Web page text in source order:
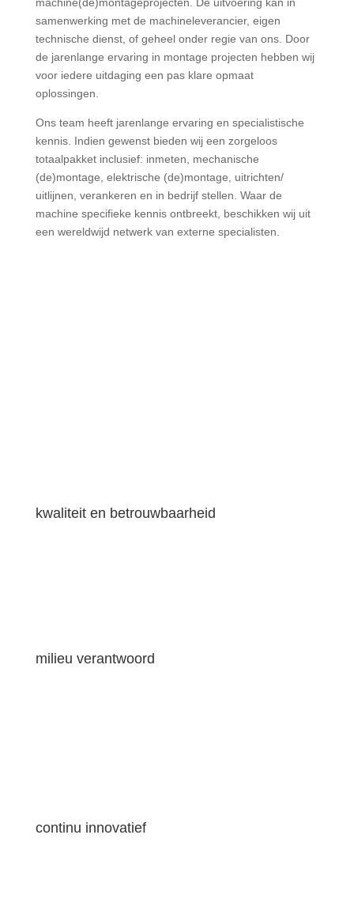
samenwerking met de machineleverancier, eigen
technische dienst, of geheel onder regie van ons. Door
de jarenlange ervaring in montage projecten hebben wij
voor iedere uitdaging een pas klare opmaat
oplossingen.
Ons team heeft jarenlange ervaring en specialistische
kennis. Indien gewenst bieden wij een zorgeloos
totaalpakket inclusief: inmeten, mechanische
(de)montage, elektrische (de)montage, uitrichten/
uitlijnen, verankeren en in bedrijf stellen. Waar de
machine specifieke kennis ontbreekt, beschikken wij uit
een wereldwijd netwerk van externe specialisten.
kwaliteit en betrouwbaarheid
milieu verantwoord
continu innovatief